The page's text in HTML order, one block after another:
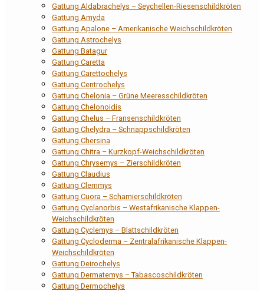
Gattung Aldabrachelys – Seychellen-Riesenschildkröten
Gattung Amyda
Gattung Apalone – Amerikanische Weichschildkröten
Gattung Astrochelys
Gattung Batagur
Gattung Caretta
Gattung Carettochelys
Gattung Centrochelys
Gattung Chelonia – Grüne Meeresschildkröten
Gattung Chelonoidis
Gattung Chelus – Fransenschildkröten
Gattung Chelydra – Schnappschildkröten
Gattung Chersina
Gattung Chitra – Kurzkopf-Weichschildkröten
Gattung Chrysemys – Zierschildkröten
Gattung Claudius
Gattung Clemmys
Gattung Cuora – Scharnierschildkröten
Gattung Cyclanorbis – Westafrikanische Klappen-
Weichschildkröten
Gattung Cyclemys – Blattschildkröten
Gattung Cycloderma – Zentralafrikanische Klappen-
Weichschildkröten
Gattung Deirochelys
Gattung Dermatemys – Tabascoschildkröten
Gattung Dermochelys